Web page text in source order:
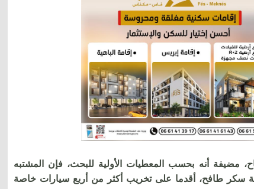
مضيفة أنه بحسب المعطيات الأولية للبحث، فإن المشتبه
سكر طافح، أقدما على تخريب أكثر من أربع سيارات خاصة